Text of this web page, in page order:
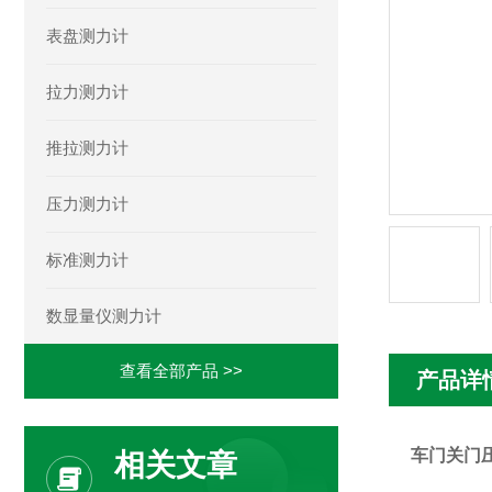
表盘测力计
拉力测力计
推拉测力计
压力测力计
标准测力计
数显量仪测力计
查看全部产品 >>
相关文章
产品详
车门关门